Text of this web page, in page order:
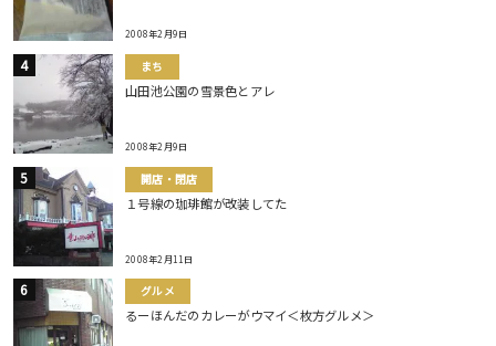
2008年2月9日
まち
山田池公園の雪景色とアレ
2008年2月9日
開店・閉店
１号線の珈琲館が改装してた
2008年2月11日
グルメ
るーほんだのカレーがウマイ＜枚方グルメ＞